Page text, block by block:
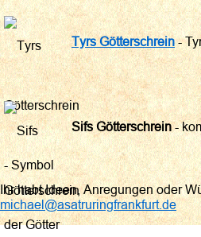
Tyrs Götterschrein-
Sifs Götterschrein-
Ihr habt Ideen, Anregungen oder
michael@asatruringfrankfurt.de